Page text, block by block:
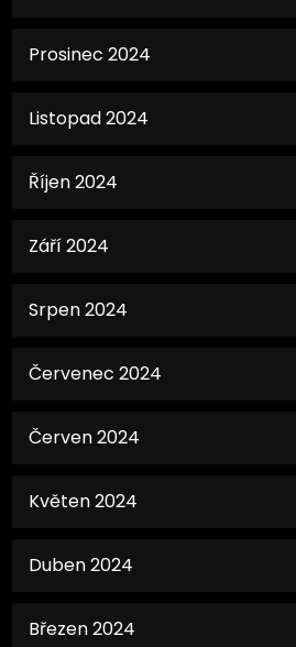
Prosinec 2024
Listopad 2024
Říjen 2024
Září 2024
Srpen 2024
Červenec 2024
Červen 2024
Květen 2024
Duben 2024
Březen 2024